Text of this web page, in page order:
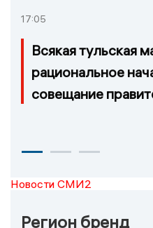
17:05
Всякая тульская
рациональное
совещание
Новости СМИ2
Регион бренд